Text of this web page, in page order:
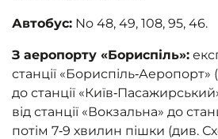
Автобус: No 48, 49, 108, 95, 46.
З аеропорту «Бориспіль»:
станції «Бориспіль‑Аеропорт»
до станції
від станції «Вокзальна» до
потім 7‑9 хвилин пішки (див.